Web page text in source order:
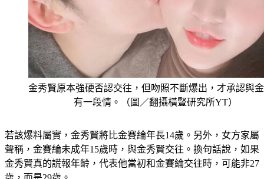
金秀賢原本強硬否認交往，但吻照不斷爆出，才承認與
有一段情。（圖／翻攝橫豎研究所YT）
若該爆料屬實，金秀賢將比金賽綸年長14歲。另外，女方家屬
聲稱，金賽綸未成年15歲時，與金秀賢交往。換句話說，如果
金秀賢真的謊報年齡，代表他當初和金賽綸交往時，可能非27